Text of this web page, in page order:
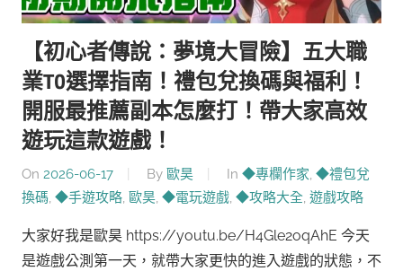
【初心者傳說：夢境大冒險】五大職
業T0選擇指南！禮包兌換碼與福利！
開服最推薦副本怎麼打！帶大家高效
遊玩這款遊戲！
On 2026-06-17 By 歐昊 In ◆專欄作家, ◆禮包兌
換碼, ◆手遊攻略, 歐昊, ◆電玩遊戲, ◆攻略大全, 遊戲攻略
大家好我是歐昊 https://youtu.be/H4Gle2oqAhE 今天
是遊戲公測第一天，就帶大家更快的進入遊戲的狀態，不